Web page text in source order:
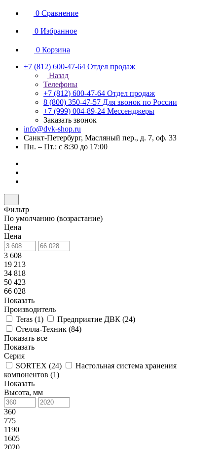
0 Сравнение
0 Избранное
0 Корзина
+7 (812) 600-47-64 Отдел продаж
Назад
Телефоны
+7 (812) 600-47-64 Отдел продаж
8 (800) 350-47-57 Для звонок по России
+7 (999) 004-89-24 Мессенджеры
Заказать звонок
info@dvk-shop.ru
Санкт-Петербург, Масляный пер., д. 7, оф. 33
Пн. – Пт.: с 8:30 до 17:00
Фильтр
По умолчанию (возрастание)
Цена
Цена
3 608
19 213
34 818
50 423
66 028
Показать
Производитель
Teras (1) Предприятие ДВК (24)
Стелла-Техник (84)
Показать все
Показать
Серия
SORTEX (24)
Настольная система хранения
компонентов (1)
Показать
Высота, мм
360
775
1190
1605
2020